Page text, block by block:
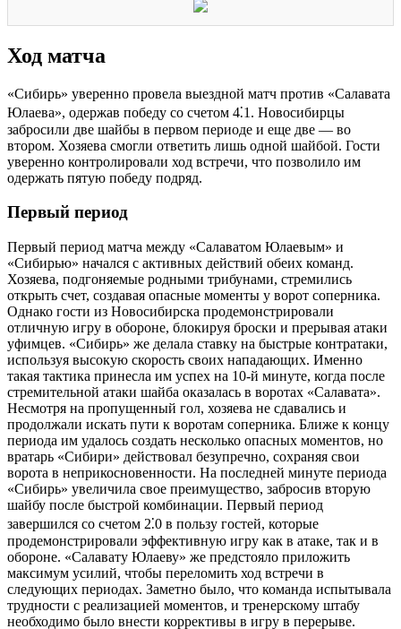
Ход матча
«Сибирь» уверенно провела выездной матч против «Салавата
Юлаева», одержав победу со счетом 4⁚1. Новосибирцы
забросили две шайбы в первом периоде и еще две — во
втором. Хозяева смогли ответить лишь одной шайбой. Гости
уверенно контролировали ход встречи, что позволило им
одержать пятую победу подряд.
Первый период
Первый период матча между «Салаватом Юлаевым» и
«Сибирью» начался с активных действий обеих команд.
Хозяева, подгоняемые родными трибунами, стремились
открыть счет, создавая опасные моменты у ворот соперника.
Однако гости из Новосибирска продемонстрировали
отличную игру в обороне, блокируя броски и прерывая атаки
уфимцев. «Сибирь» же делала ставку на быстрые контратаки,
используя высокую скорость своих нападающих. Именно
такая тактика принесла им успех на 10-й минуте, когда после
стремительной атаки шайба оказалась в воротах «Салавата».
Несмотря на пропущенный гол, хозяева не сдавались и
продолжали искать пути к воротам соперника. Ближе к концу
периода им удалось создать несколько опасных моментов, но
вратарь «Сибири» действовал безупречно, сохраняя свои
ворота в неприкосновенности. На последней минуте периода
«Сибирь» увеличила свое преимущество, забросив вторую
шайбу после быстрой комбинации. Первый период
завершился со счетом 2⁚0 в пользу гостей, которые
продемонстрировали эффективную игру как в атаке, так и в
обороне. «Салавату Юлаеву» же предстояло приложить
максимум усилий, чтобы переломить ход встречи в
следующих периодах. Заметно было, что команда испытывала
трудности с реализацией моментов, и тренерскому штабу
необходимо было внести коррективы в игру в перерыве.